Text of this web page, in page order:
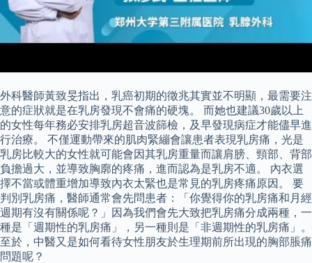
外科醫師黃致旻指出，乳癌初期的徵兆其實並不明顯，最需要注
意的症狀就是在乳房發現不會痛的硬塊。 而她也建議30歲以上
的女性每年務必安排乳房超音波篩檢，及早發現病症才能儘早進
行治療。 不僅運動帶來的肌肉緊繃會讓患者表現乳房痛，光是
乳房比較大的女性就可能會因其乳房重量而讓肩膀、頸部、背部
負擔過大，並導致胸廓的疼痛，進而認為是乳房不適。 內衣選
擇不當或體重增加導致內衣太緊也是常見的乳房疼痛原因。 要
判別乳房痛，醫師通常會先問患者：「你覺得你的乳房痛和月經
週期有沒有關係呢？」因為我們會先大致把乳房痛分成兩種，一
種是「週期性的乳房痛」，另一種則是「非週期性的乳房痛」。
至於，中醫又是如何看待女性朋友於生理期前所出現的胸部脹痛
問題呢？